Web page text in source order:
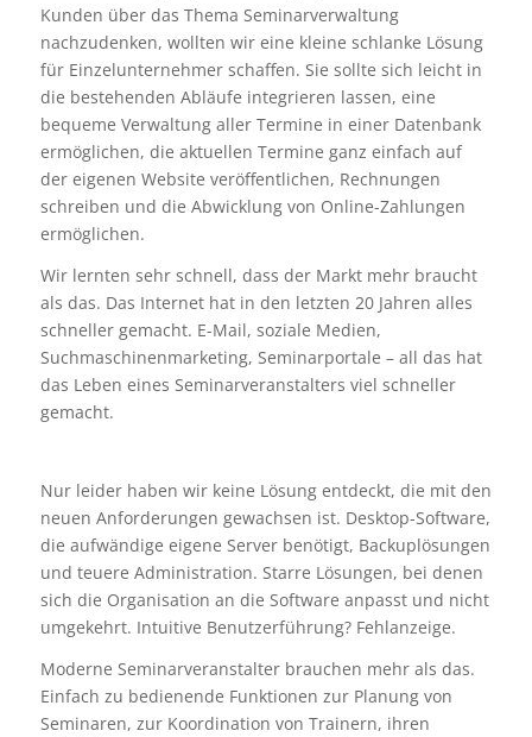
Kunden über das Thema Seminarverwaltung
nachzudenken, wollten wir eine kleine schlanke Lösung
für Einzelunternehmer schaffen. Sie sollte sich leicht in
die bestehenden Abläufe integrieren lassen, eine
bequeme Verwaltung aller Termine in einer Datenbank
ermöglichen, die aktuellen Termine ganz einfach auf
der eigenen Website veröffentlichen, Rechnungen
schreiben und die Abwicklung von Online-Zahlungen
ermöglichen.
Wir lernten sehr schnell, dass der Markt mehr braucht
als das. Das Internet hat in den letzten 20 Jahren alles
schneller gemacht. E-Mail, soziale Medien,
Suchmaschinenmarketing, Seminarportale – all das hat
das Leben eines Seminarveranstalters viel schneller
gemacht.
Nur leider haben wir keine Lösung entdeckt, die mit den
neuen Anforderungen gewachsen ist. Desktop-Software,
die aufwändige eigene Server benötigt, Backuplösungen
und teuere Administration. Starre Lösungen, bei denen
sich die Organisation an die Software anpasst und nicht
umgekehrt. Intuitive Benutzerführung? Fehlanzeige.
Moderne Seminarveranstalter brauchen mehr als das.
Einfach zu bedienende Funktionen zur Planung von
Seminaren, zur Koordination von Trainern, ihren